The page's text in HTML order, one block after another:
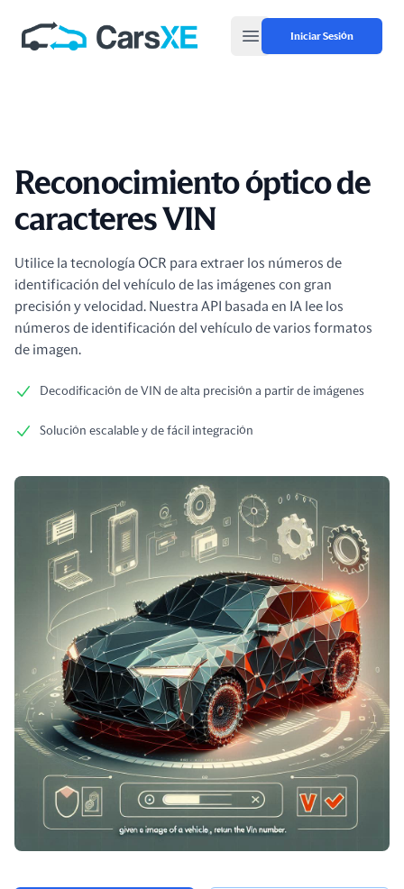
Open main menu
Iniciar Sesión
Reconocimiento óptico de
caracteres VIN
Información del producto
Utilice la tecnología OCR para extraer los números de
identificación del vehículo de las imágenes con gran
precisión y velocidad. Nuestra API basada en IA lee los
números de identificación del vehículo de varios formatos
de imagen.
Decodificación de VIN de alta precisión a partir de imágenes
Solución escalable y de fácil integración